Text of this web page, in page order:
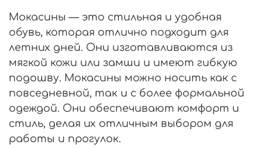
Мокасины — это стильная и удобная
обувь, которая отлично подходит для
летних дней. Они изготавливаются из
мягкой кожи или замши и имеют гибкую
подошву. Мокасины можно носить как с
повседневной, так и с более формальной
одеждой. Они обеспечивают комфорт и
стиль, делая их отличным выбором для
работы и прогулок.